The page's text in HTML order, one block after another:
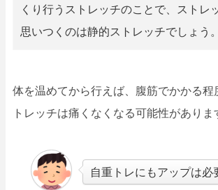
くり行うストレッチのことで、ストレ
思いつくのは静的ストレッチでしょう。
体を温めてから行えば、腹筋でかかる程
トレッチは痛くなくなる可能性がありま
自重トレにもアップは必